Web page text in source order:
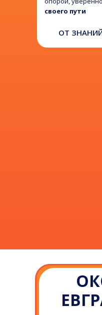
своего пути
ОТ